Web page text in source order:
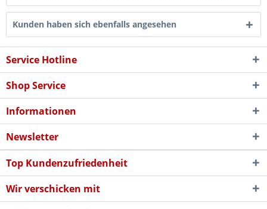
Kunden haben sich ebenfalls angesehen
Service Hotline
Shop Service
Informationen
Newsletter
Top Kundenzufriedenheit
Wir verschicken mit